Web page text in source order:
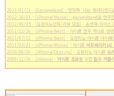
2013/01/21 - [Garageband] - 전자책 '나는 개러지밴드
2012/10/21 - [iPhone/Music] - garageband로 연주한
2012/08/05 - [오렌지노상자/리뷰 모음] - 손연재 아이스
2011/12/16 - [iPhone/Best] - 아이폰 연주 하나로 생방
2011/07/12 - [iPhone/Best] - 오렌지노 아이폰 아이패
2011/03/21 - [iPhone/Music] - 아이폰 비트메이커2
2010/08/30 - [iPhone/Ocarina] - 오렌지노 아이폰 오
2009/11/30 - [iphone] - 아이폰 초보를 위한 필수 어플